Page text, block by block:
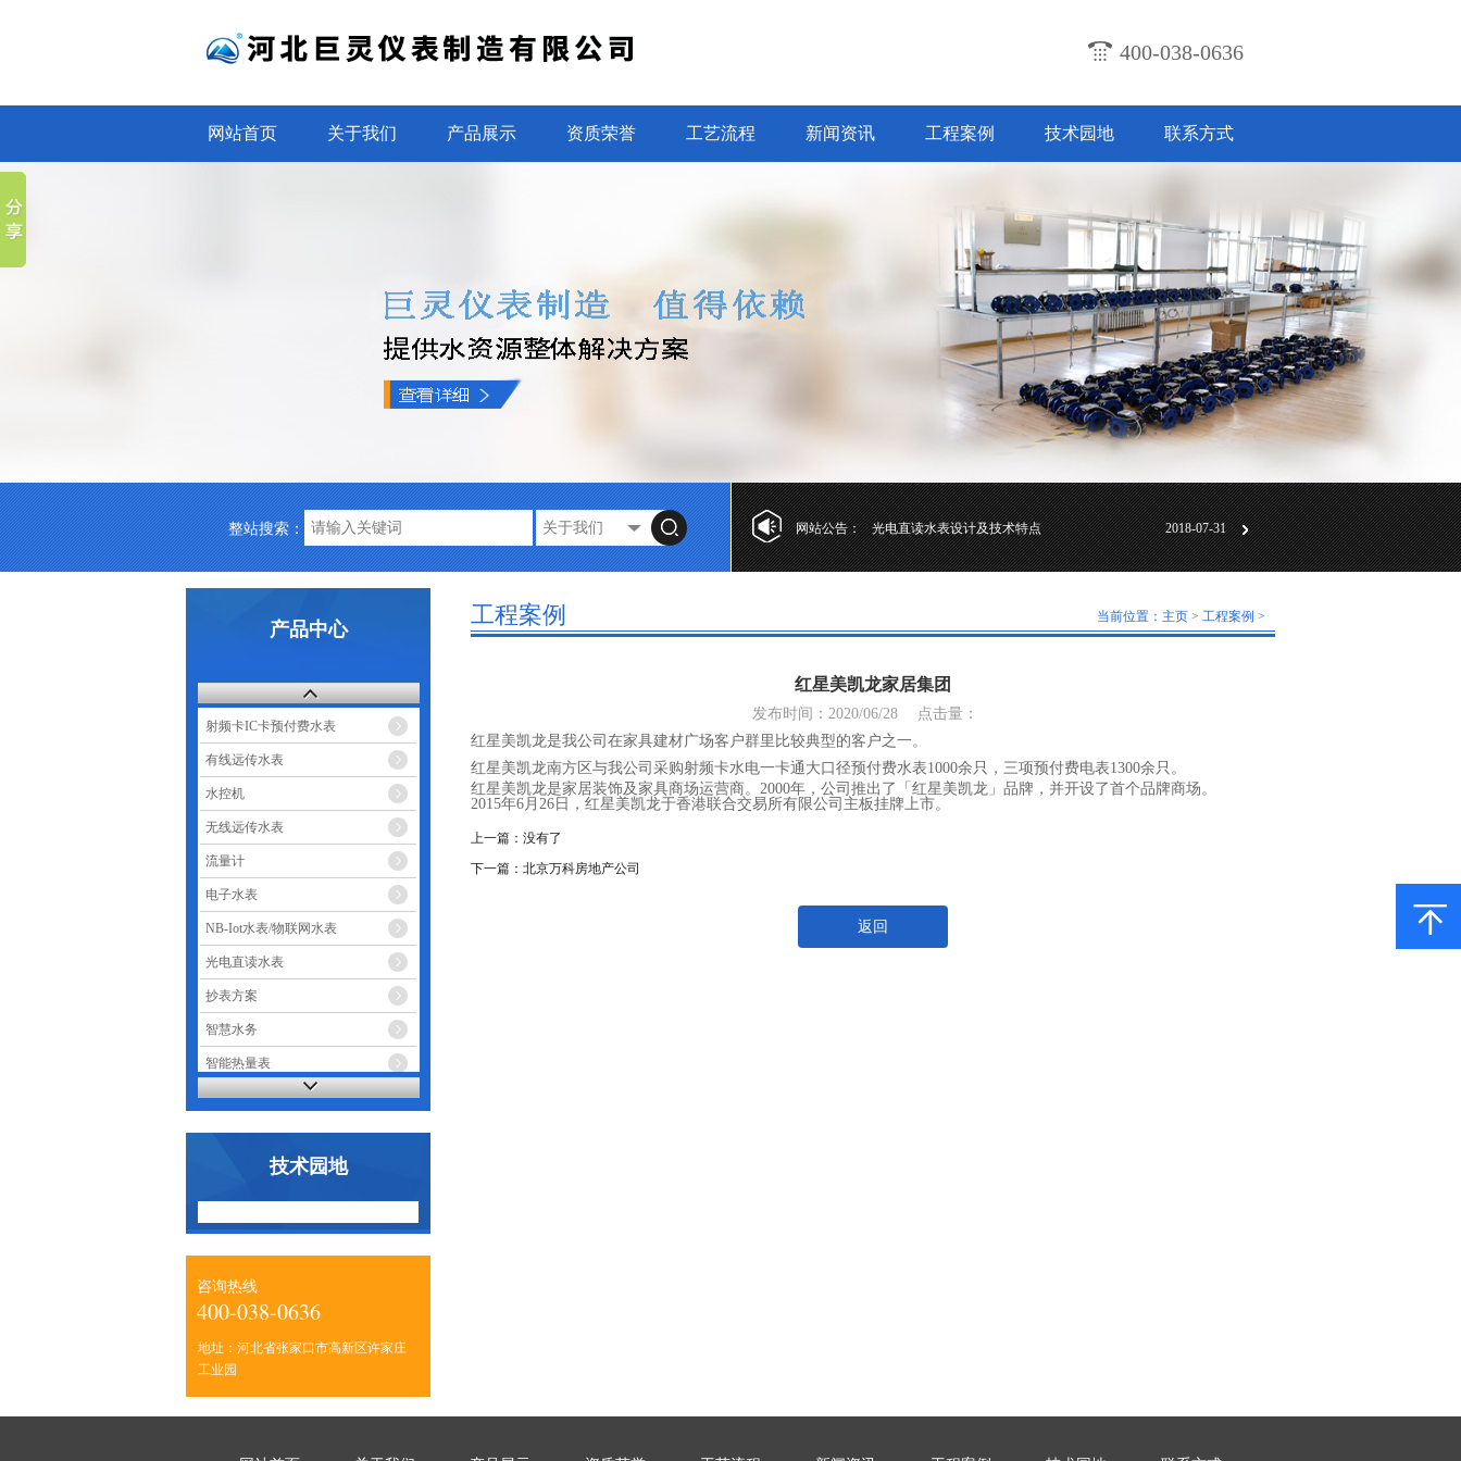
400-038-0636
网站首页 关于我们 产品展示 资质荣誉 工艺流程 新闻资讯 工程案例 技术园地 联系方式
整站搜索： 网站公告： 光电直读水表设计及技术特点 2018-07-31
第十七届“工业自动化标准化”研讨会成 2018-06-01
2018-07-31
复式水表的特点及工作原理
产品中心
射频卡IC卡预付费水表
有线远传水表
水控机
无线远传水表
流量计
电子水表
NB-Iot水表/物联网水表
光电直读水表
抄表方案
智慧水务
智能热量表
智能电表
技术园地
咨询热线
400-038-0636
地址：河北省张家口市高新区许家庄
工业园
工程案例 当前位置： 主页 > 工程案例 >
红星美凯龙家居集团
发布时间：2020/06/28
点击量：
红星美凯龙是我公司在家具建材广场客户群里比较典型的客户之一。
红星美凯龙南方区与我公司采购射频卡水电一卡通大口径预付费水表1000余只，三项预付费电表1300余只。
红星美凯龙是家居装饰及家具商场运营商。2000年，公司推出了「红星美凯龙」品牌，并开设了首个品牌商场。
2015年6月26日，红星美凯龙于香港联合交易所有限公司主板挂牌上市。
上一篇：没有了
下一篇： 北京万科房地产公司
返回